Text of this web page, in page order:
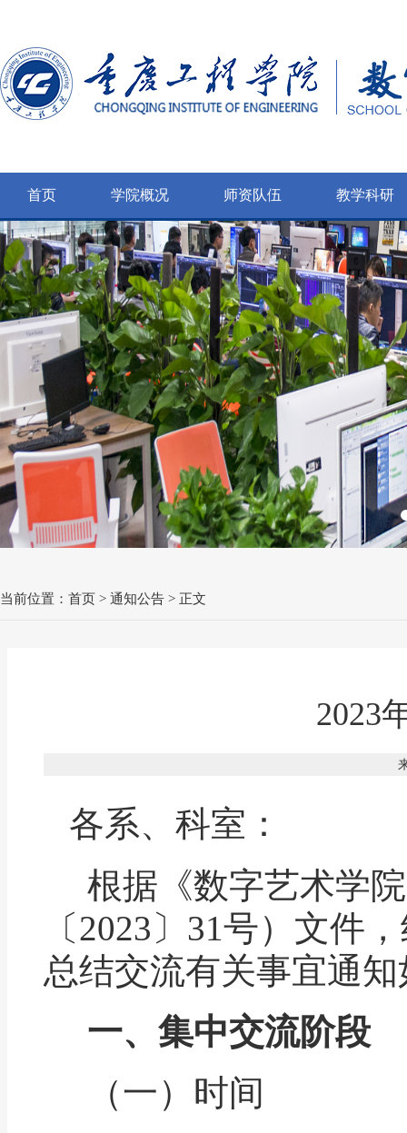
首页 学院概况 师资队伍 教学科研
当前位置： 首页 > 通知公告 > 正文
2023
各系、 科室 ：
根据《数字艺术学院
〔2023 〕 31号）文件 ，
总结交流有关事宜通
一、集中交流阶段
（一）时间